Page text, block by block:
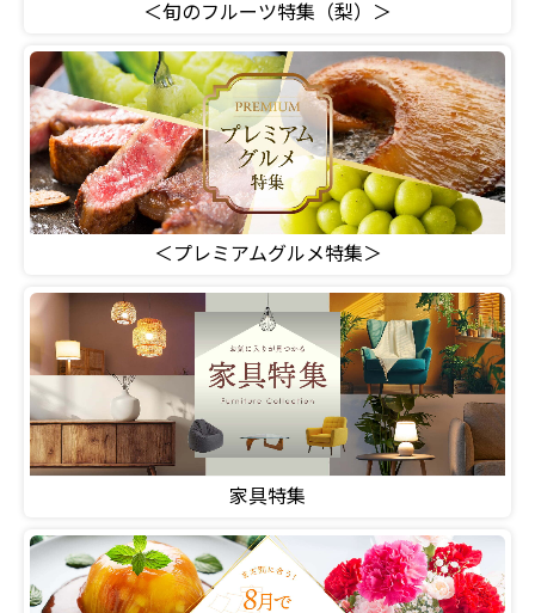
＜旬のフルーツ特集（梨）＞
＜プレミアムグルメ特集＞
家具特集